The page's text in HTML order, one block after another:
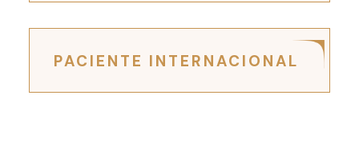
PACIENTE INTERNACIONAL